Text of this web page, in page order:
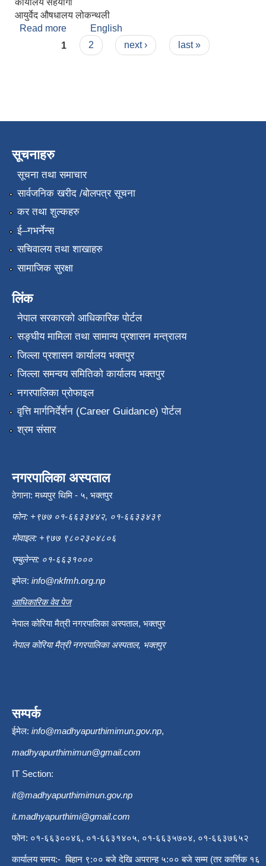
कार्यालय सहयोगी
आयुर्वेद ‍औषधालय लोकन्थली
Read more about शुभलक्ष्मी श्रेष्ठ
English
Pages
1 2 next › last »
सूचनाहरु
सूचना तथा समाचार
सार्वजनिक खरीद /बोलपत्र सूचना
कर तथा शुल्कहरु
ई–गभर्नेन्स
सचिवालय तथा शाखाहरु
सामाजिक सुरक्षा
लिंक
नेपाल सरकारको आधिकारिक पोर्टल
सङ्‍घीय मामिला तथा सामान्य प्रशासन मन्त्रालय
जिल्ला प्रशासन कार्यालय भक्तपुर
जिल्ला समन्वय समितिको कार्यालय भक्तपुर
नगरपालिका प्रोफाइल
वृत्ति मार्गनिर्देर्शन (Career Guidance) पोर्टल
श्रम संसार
नगरपालिका अस्पताल
ठेगाना: मध्यपुर थिमि - ५, भक्तपुर
फोन: +९७७ ०१-६६३३४४२, ०१-६६३३४३९
मोवाइल: +९७७ ९८०२३०४८०६
एम्बुलेन्स: ०१-६६३१०००
इमेल: info@nkfmh.org.np
आधिकारिक वेव पेज
नेपाल कोरिया मैत्री नगरपालिका अस्पताल, भक्तपुर
नेपाल कोरिया मैत्री नगरपालिका अस्पताल, भक्तपुर
सम्पर्क
ईमेल: info@madhyapurthimimun.gov.np,
madhyapurthimimun@gmail.com
IT Section:
it@madhyapurthimimun.gov.np
it.madhyapurthimi@gmail.com
फोन: ०१-६६३००४६, ०१-६६३१४०५, ०१-६६३५७०४, ०१-६६३७६५२
कार्यालय समय:- बिहान ९:०० बजे देखि अपरान्ह ५:०० बजे सम्म (तर कार्त्तिक १६